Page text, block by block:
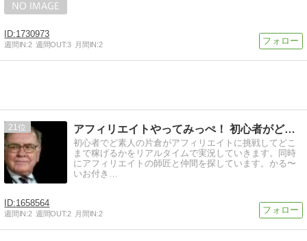
1730973
週間IN:2 週間OUT:3 月間IN:2
21 アフィリエイトやってみっぺ！ 初心者がどれだけ稼ぐか実況中…
初心者でど素人の片倉がアフィリエイトに挑戦してどこ
まで稼げるかをリアルタイムで実況していきます。同時
にアフィリエイトの師匠と仲間を探しています。かる〜
いお付き…
1658564
週間IN:2 週間OUT:2 月間IN:2